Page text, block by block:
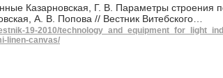
Казарновская, Г. В. Параметры строения
А. В. Попова // Вестник Витебского…
19-2010/
linen-canvas/